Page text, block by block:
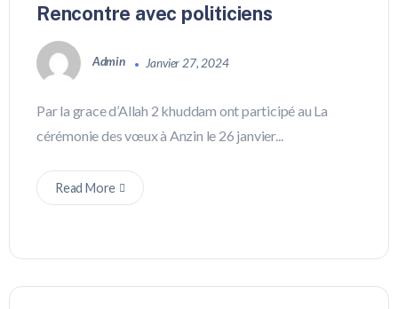
Rencontre avec politiciens
Admin Janvier 27, 2024
Par la grace d’Allah 2 khuddam ont participé au La
cérémonie des vœux à Anzin le 26 janvier...
Read More